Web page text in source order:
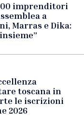
imprenditori
a
Marras e Dika:
toscana in
le iscrizioni
2026